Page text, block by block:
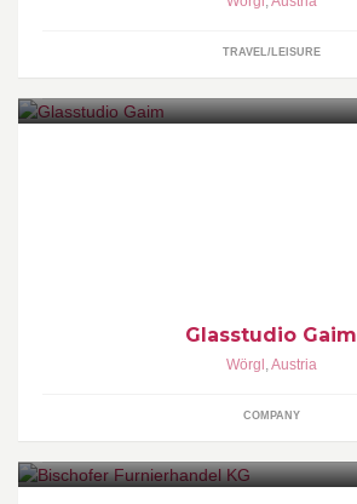
TRAVEL/LEISURE
Glasstudio Gaim
Wörgl ,Austria
COMPANY